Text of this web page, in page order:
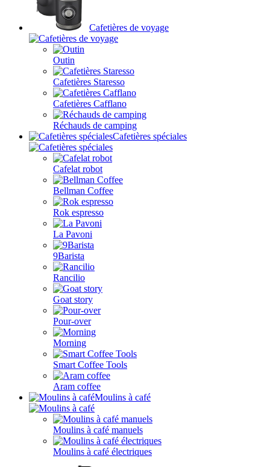
Cafetières de voyage
Outin
Cafetières Staresso
Cafetières Cafflano
Réchauds de camping
Cafetières spéciales
Cafelat robot
Bellman Coffee
Rok espresso
La Pavoni
9Barista
Rancilio
Goat story
Pour-over
Morning
Smart Coffee Tools
Aram coffee
Moulins à café
Moulins à café manuels
Moulins à café électriques